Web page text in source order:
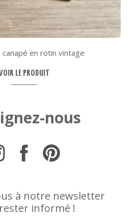
en rotin vintage
LE PRODUIT
nous
à notre newsletter
informé !